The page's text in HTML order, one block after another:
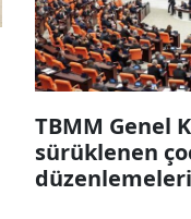
TBMM Genel
sürüklenen